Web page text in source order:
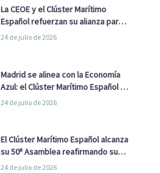
La CEOE y el Clúster Marítimo
Español refuerzan su alianza para
impulsar una estrategia Nacional
24 de julio de 2026
Madrid se alinea con la Economía
Azul: el Clúster Marítimo Español y
la Real Liga Naval avanzan alianzas
24 de julio de 2026
El Clúster Marítimo Español alcanza
su 50ª Asamblea reafirmando su
liderazgo en la Economía Azul
24 de julio de 2026